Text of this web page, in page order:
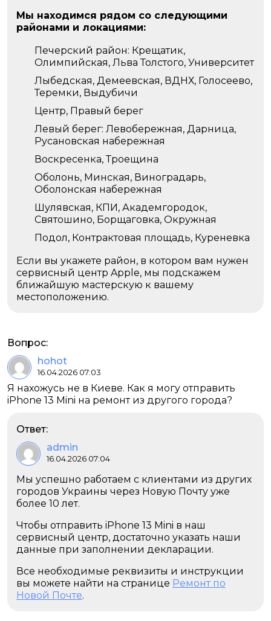
Мы находимся рядом со следующими
районами и локациями:
Печерский район: Крещатик,
Олимпийская, Льва Толстого, Университет
Лыбедская, Демеевская, ВДНХ, Голосеево,
Теремки, Выдубичи
Центр, Правый берег
Левый берег: Левобережная, Дарница,
Русановская набережная
Воскресенка, Троещина
Оболонь, Минская, Виноградарь,
Оболонская набережная
Шулявская, КПИ, Академгородок,
Святошино, Борщаговка, Окружная
Подол, Контрактовая площадь, Куреневка
Если вы укажете район, в котором вам нужен
сервисный центр Apple, мы подскажем
ближайшую мастерскую к вашему
местоположению.
Вопрос:
hohot
16.04.2026 07:03
Я нахожусь не в Киеве. Как я могу отправить
iPhone 13 Mini на ремонт из другого города?
Ответ:
admin
16.04.2026 07:04
Мы успешно работаем с клиентами из других
городов Украины через Новую Почту уже
более 10 лет.
Чтобы отправить iPhone 13 Mini в наш
сервисный центр, достаточно указать наши
данные при заполнении декларации.
Все необходимые реквизиты и инструкции
вы можете найти на странице Ремонт по
Новой Почте.